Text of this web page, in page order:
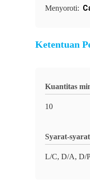
Menyoroti:
Ketentuan
Kuantitas
10
Syarat-
L/C, D/A, D/